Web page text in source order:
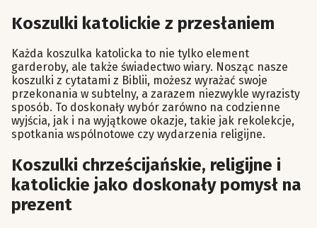
Koszulki katolickie z przesłaniem
Każda koszulka katolicka to nie tylko element
garderoby, ale także świadectwo wiary. Nosząc nasze
koszulki z cytatami z Biblii, możesz wyrażać swoje
przekonania w subtelny, a zarazem niezwykle wyrazisty
sposób. To doskonały wybór zarówno na codzienne
wyjścia, jak i na wyjątkowe okazje, takie jak rekolekcje,
spotkania wspólnotowe czy wydarzenia religijne.
Koszulki chrześcijańskie, religijne i
katolickie jako doskonały pomysł na
prezent